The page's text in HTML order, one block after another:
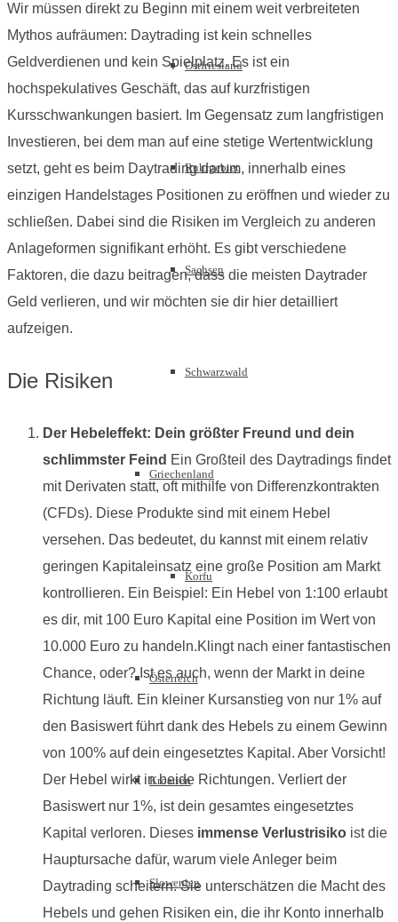
Ostfriesland
Ruhrgebiet
Sachsen
Schwarzwald
Griechenland
Korfu
Österreich
Kroatien
Slowenien
Wir müssen direkt zu Beginn mit einem weit verbreiteten
Mythos aufräumen: Daytrading ist kein schnelles
Geldverdienen und kein Spielplatz. Es ist ein
hochspekulatives Geschäft, das auf kurzfristigen
Kursschwankungen basiert. Im Gegensatz zum langfristigen
Investieren, bei dem man auf eine stetige Wertentwicklung
setzt, geht es beim Daytrading darum, innerhalb eines
einzigen Handelstages Positionen zu eröffnen und wieder zu
schließen. Dabei sind die Risiken im Vergleich zu anderen
Anlageformen signifikant erhöht. Es gibt verschiedene
Faktoren, die dazu beitragen, dass die meisten Daytrader
Geld verlieren, und wir möchten sie dir hier detailliert
aufzeigen.
Die Risiken
Der Hebeleffekt: Dein größter Freund und dein
schlimmster Feind Ein Großteil des Daytradings findet
mit Derivaten statt, oft mithilfe von Differenzkontrakten
(CFDs). Diese Produkte sind mit einem Hebel
versehen. Das bedeutet, du kannst mit einem relativ
geringen Kapitaleinsatz eine große Position am Markt
kontrollieren. Ein Beispiel: Ein Hebel von 1:100 erlaubt
es dir, mit 100 Euro Kapital eine Position im Wert von
10.000 Euro zu handeln.Klingt nach einer fantastischen
Chance, oder? Ist es auch, wenn der Markt in deine
Richtung läuft. Ein kleiner Kursanstieg von nur 1% auf
den Basiswert führt dank des Hebels zu einem Gewinn
von 100% auf dein eingesetztes Kapital. Aber Vorsicht!
Der Hebel wirkt in beide Richtungen. Verliert der
Basiswert nur 1%, ist dein gesamtes eingesetztes
Kapital verloren. Dieses immense Verlustrisiko ist die
Hauptursache dafür, warum viele Anleger beim
Daytrading scheitern. Sie unterschätzen die Macht des
Hebels und gehen Risiken ein, die ihr Konto innerhalb